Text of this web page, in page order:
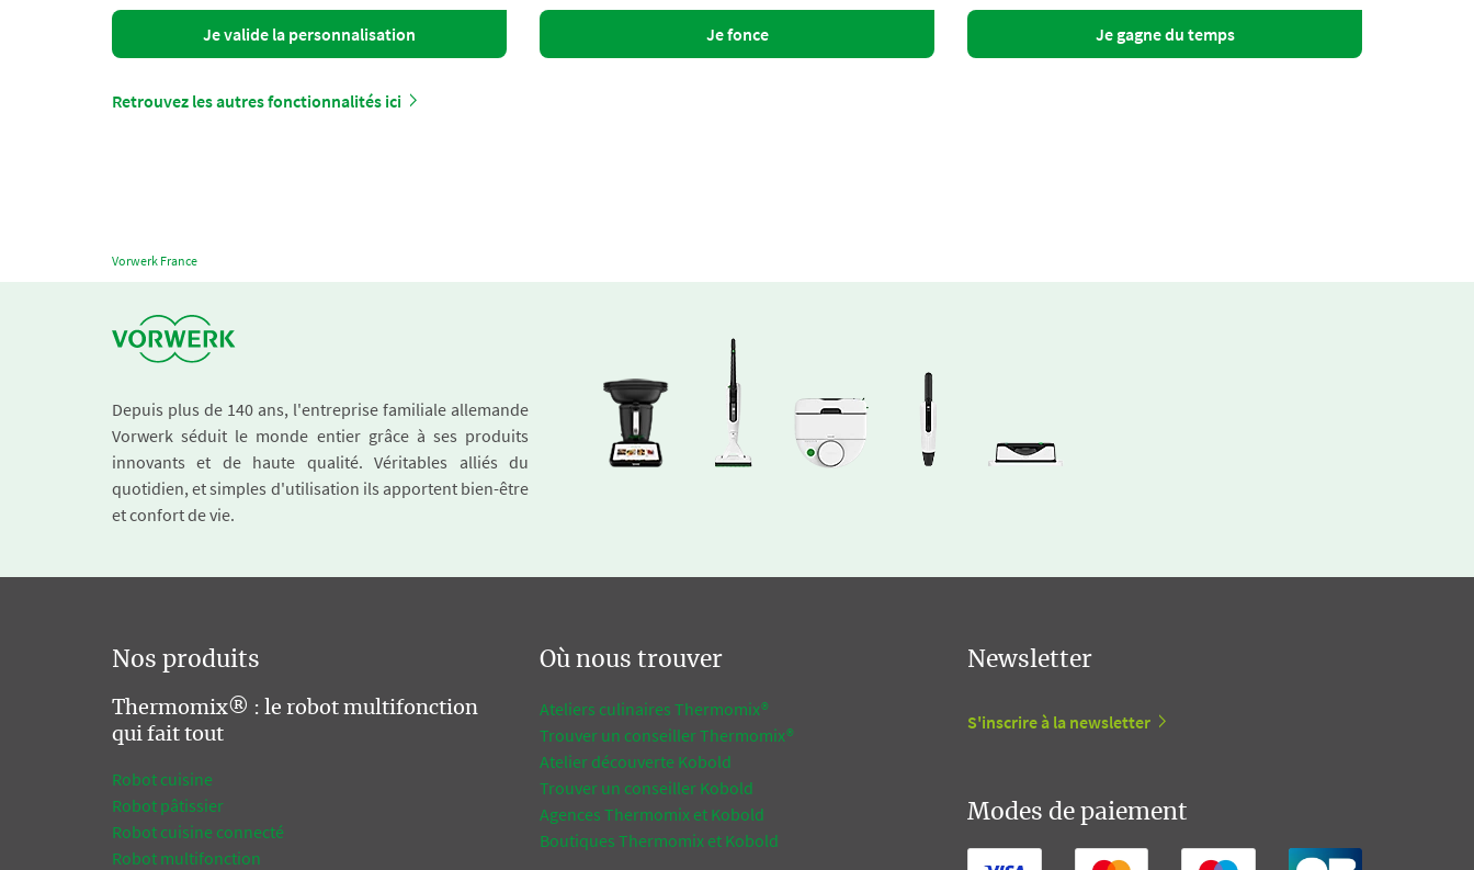
Je valide la personnalisation Je fonce Je gagne du temps
Retrouvez les autres fonctionnalités ici
Vorwerk France
Depuis plus de 140 ans, l'entreprise familiale allemande
Vorwerk séduit le monde entier grâce à ses produits
innovants et de haute qualité. Véritables alliés du
quotidien, et simples d'utilisation ils apportent bien-être
et confort de vie.
Nos produits
Thermomix® : le robot multifonction
qui fait tout
Robot cuisine
Robot pâtissier
Robot cuisine connecté
Robot multifonction
Où nous trouver
Ateliers culinaires Thermomix®
Trouver un conseiller Thermomix®
Atelier découverte Kobold
Trouver un conseiller Kobold
Agences Thermomix et Kobold
Boutiques Thermomix et Kobold
Newsletter
S'inscrire à la newsletter
Modes de paiement